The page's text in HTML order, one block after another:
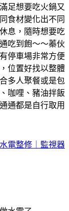
足想要吃火鍋又
食材變化出不同
息，隨時想要吃
吃到飽～～蓁伙
停車場非常方便
位置好找以整體
多人聚餐或是包
咖哩、豬油拌飯
通都是自行取用
電整修｜監視器